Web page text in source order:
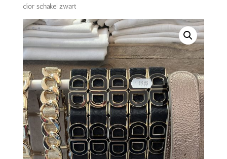
dior schakel zwart